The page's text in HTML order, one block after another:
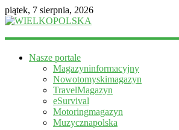
piątek, 7 sierpnia, 2026
WIELKOPOLSKA
informacyjny
Nasze portale
Magazyninformacyjny
Nowotomyskimagazyn
TravelMagazyn
eSurvival
Motoringmagazyn
Muzycznapolska